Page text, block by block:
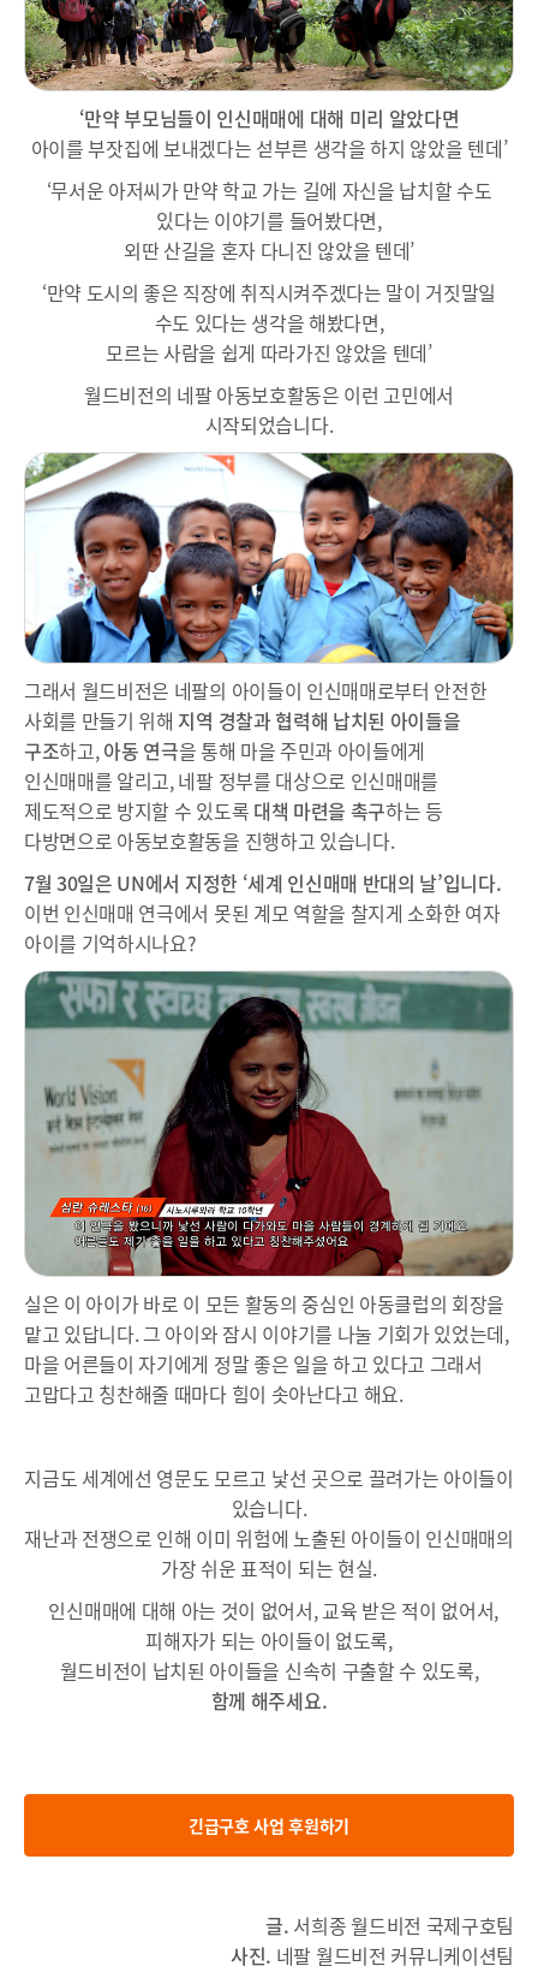
‘만약 부모님들이 인신매매에 대해 미리 알았다면
아이를 부잣집에 보내겠다는 섣부른 생각을 하지 않았을 텐데’
‘무서운 아저씨가 만약 학교 가는 길에 자신을 납치할 수도
있다는 이야기를 들어봤다면,
외딴 산길을 혼자 다니진 않았을 텐데’
‘만약 도시의 좋은 직장에 취직시켜주겠다는 말이 거짓말일
수도 있다는 생각을 해봤다면,
모르는 사람을 쉽게 따라가진 않았을 텐데’
월드비전의 네팔 아동보호활동은 이런 고민에서
시작되었습니다.
그래서 월드비전은 네팔의 아이들이 인신매매로부터 안전한
사회를 만들기 위해 지역 경찰과 협력해 납치된 아이들을
구조하고,아동 연극을 통해 마을 주민과 아이들에게
인신매매를 알리고, 네팔 정부를 대상으로 인신매매를
제도적으로 방지할 수 있도록 대책 마련을 촉구하는 등
다방면으로 아동보호활동을 진행하고 있습니다.
7월 30일은 UN에서 지정한 ‘세계 인신매매 반대의 날’입니다.
이번 인신매매 연극에서 못된 계모 역할을 찰지게 소화한 여자
아이를 기억하시나요?
실은 이 아이가 바로 이 모든 활동의 중심인 아동클럽의 회장을
맡고 있답니다. 그 아이와 잠시 이야기를 나눌 기회가 있었는데,
마을 어른들이 자기에게 정말 좋은 일을 하고 있다고 그래서
고맙다고 칭찬해줄 때마다 힘이 솟아난다고 해요.
지금도 세계에선 영문도 모르고 낯선 곳으로 끌려가는 아이들이
있습니다.
재난과 전쟁으로 인해 이미 위험에 노출된 아이들이 인신매매의
가장 쉬운 표적이 되는 현실.
인신매매에 대해 아는 것이 없어서, 교육 받은 적이 없어서,
피해자가 되는 아이들이 없도록,
월드비전이 납치된 아이들을 신속히 구출할 수 있도록,
함께 해주세요.
긴급구호 사업 후원하기
글. 서희종 월드비전 국제구호팀
사진. 네팔 월드비전 커뮤니케이션팀